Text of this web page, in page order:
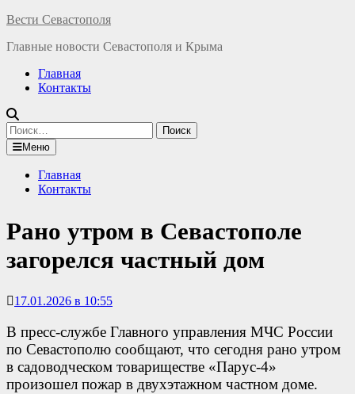
Перейти
содержимому
Вести Севастополя
Главные новости Севастополя и Крыма
Главная
Контакты
Найти:
Меню
Главная
Контакты
Рано утром в Севастополе
загорелся частный дом
17.01.2026 в 10:55
В пресс-службе Главного управления МЧС России
по Севастополю сообщают, что сегодня рано утром
в садоводческом товариществе «Парус-4»
произошел пожар в двухэтажном частном доме.